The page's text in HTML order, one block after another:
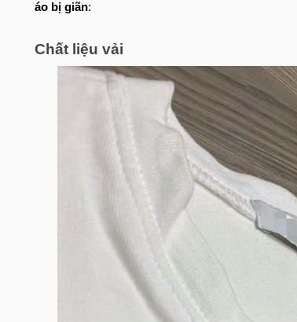
áo bị giãn:
Chất liệu vải